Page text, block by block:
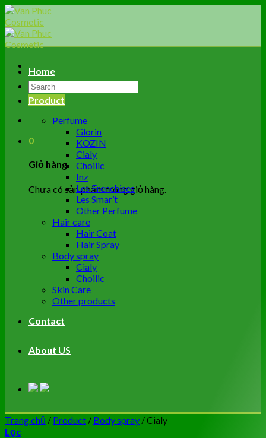
Skip
to
content
Tìm
kiếm:
0
Giỏ hàng
Chưa có sản phẩm trong giỏ hàng.
Home
Product
Perfume
Glorin
KOZIN
Cialy
Choilic
Inz
Les Frenchises
Les Smar’t
Other Perfume
Hair care
Hair Coat
Hair Spray
Body spray
Cialy
Choilic
Skin Care
Other products
Contact
About US
Trang chủ / Product / Body spray /Cialy
Lọc